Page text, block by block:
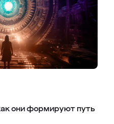
они формируют путь